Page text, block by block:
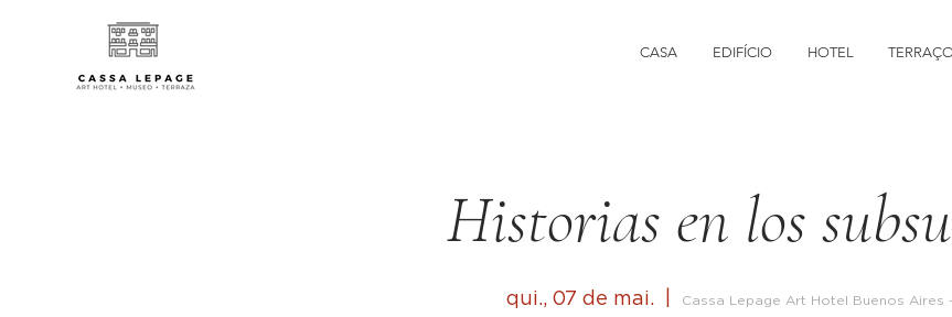
CASA EDIFÍCIO HOTEL
Historias en los
qui., 07 de mai.
  |
Cassa Lepage Art Hotel Buenos Aires